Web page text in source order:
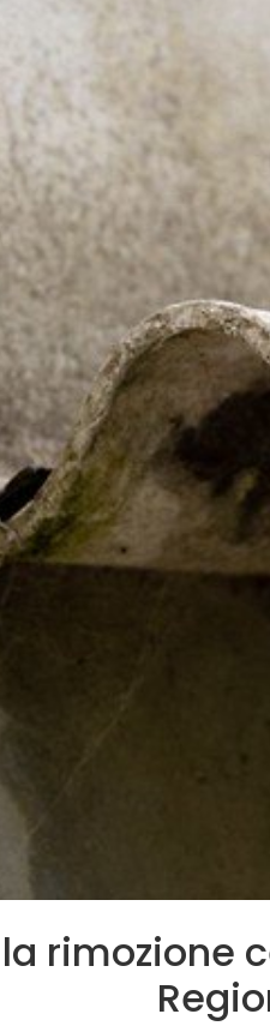
rimozione